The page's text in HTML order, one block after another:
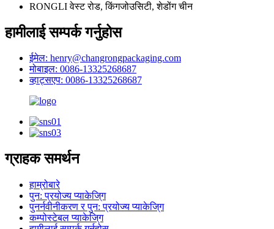
RONGLI वेस्ट रोड, किंगजोउसिटी, शेडोंग चीन
हामीलाई सम्पर्क गर्नुहोस
ईमेल: henry@changrongpackaging.com
मोबाइल: 0086-13325268687
व्हाट्सएप: 0086-13325268687
ग्राहक समर्थन
हाम्रोबारे
पुन: प्रयोज्य प्याकेजि्ग
पुनर्नवीनीकरण र पुन: प्रयोज्य प्याकेजि्ग
कम्पोस्टेबल प्याकेजि्ग